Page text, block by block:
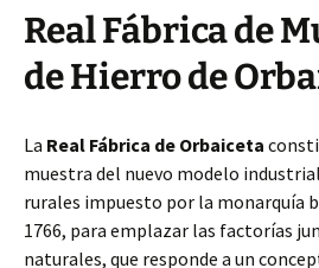
Real Fábrica de
de Hierro de
La Real Fábrica de Orbaiceta
muestra del nuevo modelo
rurales impuesto por la monarquía
1766, para emplazar las factorías
naturales, que responde a un